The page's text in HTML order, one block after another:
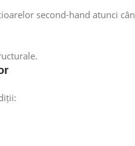
second-hand atunci